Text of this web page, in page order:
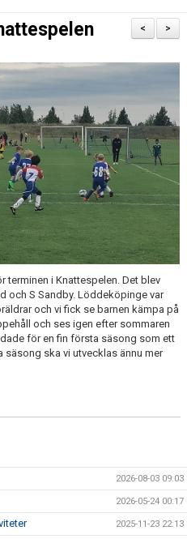
>
<
terminen i Knattespelen. Det blev
och S Sandby. Löddeköpinge var
och vi fick se barnen kämpa på
och ses igen efter sommaren
för en fin första säsong som ett
ska vi utvecklas ännu mer
2026-08-03 09:03
2026-05-24 00:17
2025-11-23 22:13